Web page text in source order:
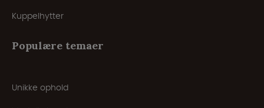
Kuppelhytter
Populære temaer
Unikke ophold